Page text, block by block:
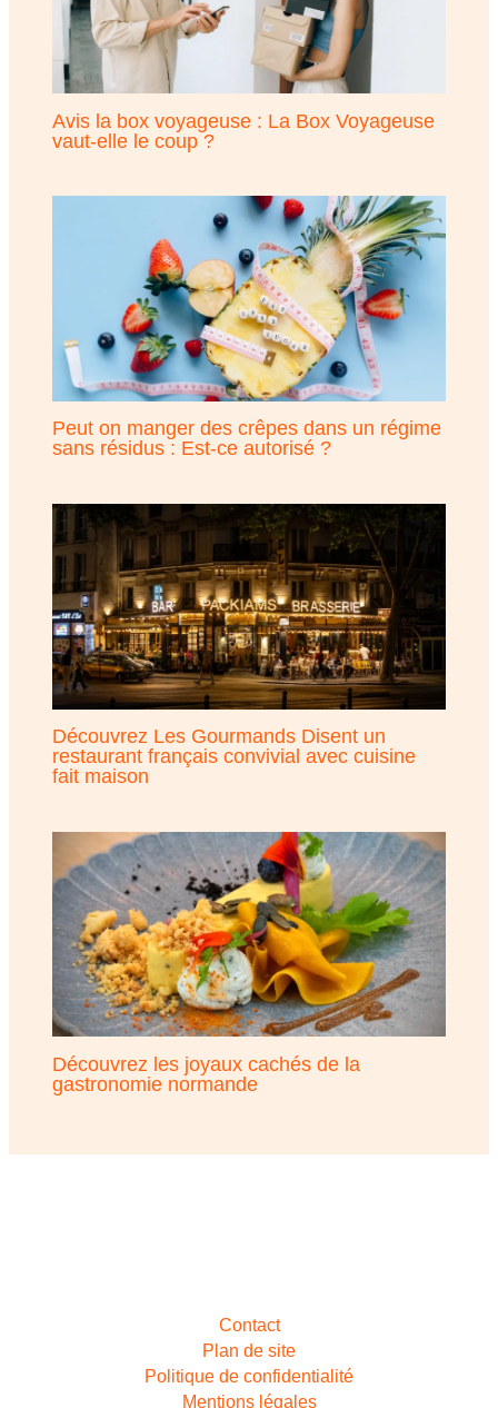
Avis la box voyageuse : La Box Voyageuse
vaut-elle le coup ?
Peut on manger des crêpes dans un régime
sans résidus : Est-ce autorisé ?
Découvrez Les Gourmands Disent un
restaurant français convivial avec cuisine
fait maison
Découvrez les joyaux cachés de la
gastronomie normande
Contact
Plan de site
Politique de confidentialité
Mentions légales